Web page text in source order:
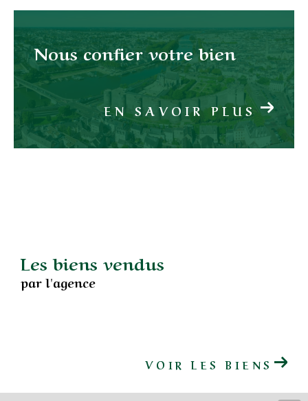
Nous confier votre bien
EN SAVOIR PLUS
Les biens vendus
par l'agence
VOIR LES BIENS